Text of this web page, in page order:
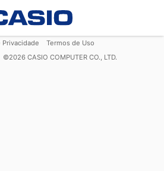
Privacidade
Termos de Uso
©2026 CASIO COMPUTER CO., LTD.